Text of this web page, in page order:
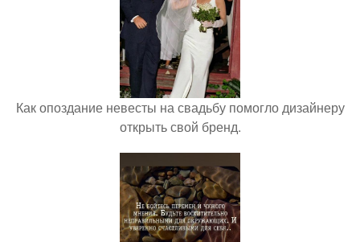
Как опоздание невесты на свадьбу помогло дизайнеру
открыть свой бренд.